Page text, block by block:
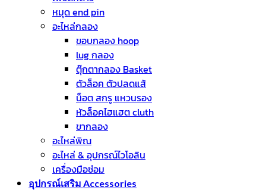
หมุด end pin
อะไหล่กลอง
ขอบกลอง hoop
lug กลอง
ตุ๊กตากลอง Basket
ตัวล็อค ตัวปลดแส้
น็อต สกรู แหวนรอง
หัวล็อคไฮแฮต cluth
ขากลอง
อะไหล่พิณ
อะไหล่ & อุปกรณ์ไวโอลิน
เครื่องมือซ่อม
อุปกรณ์เสริม Accessories